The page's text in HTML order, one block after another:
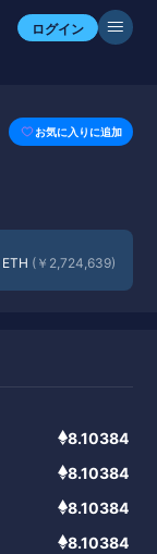
ログイン
ETH (￥2,724,639)
お気に入りに追加
8.10384
8.10384
8.10384
8.10384